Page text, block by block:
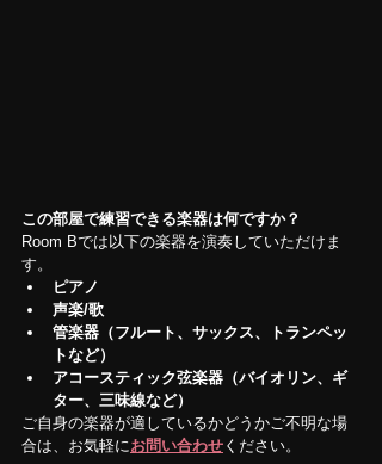
この部屋で練習できる楽器は何ですか？
Room Bでは以下の楽器を演奏していただけま
す。
ピアノ
声楽/歌
管楽器（フルート、サックス、トランペッ
トなど）
アコースティック弦楽器（バイオリン、ギ
ター、三味線など）
ご自身の楽器が適しているかどうかご不明な場
合は、お気軽にお問い合わせ ください。